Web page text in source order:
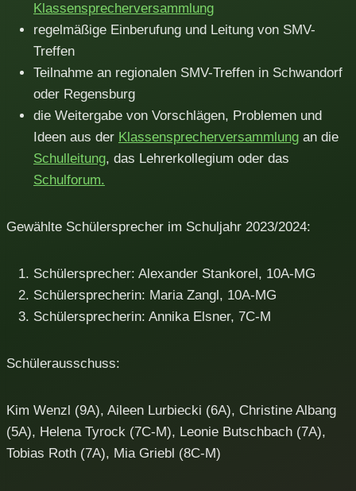
Klassensprecherversammlung
regelmäßige Einberufung und Leitung von SMV-
Treffen
Teilnahme an regionalen SMV-Treffen in Schwandorf
oder Regensburg
die Weitergabe von Vorschlägen, Problemen und
Ideen aus der Klassensprecherversammlung an die
Schulleitung, das Lehrerkollegium oder das
Schulforum.
Gewählte Schülersprecher im Schuljahr 2023/2024:
Schülersprecher: Alexander Stankorel, 10A-MG
Schülersprecherin: Maria Zangl, 10A-MG
Schülersprecherin: Annika Elsner, 7C-M
Schülerausschuss:
Kim Wenzl (9A), Aileen Lurbiecki (6A), Christine Albang
(5A), Helena Tyrock (7C-M), Leonie Butschbach (7A),
Tobias Roth (7A), Mia Griebl (8C-M)